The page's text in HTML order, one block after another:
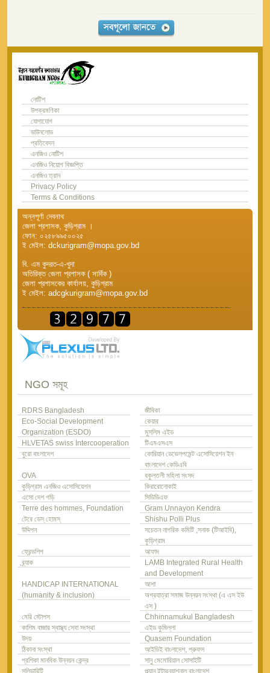
নোটিশ
উপক্রমণিকা
যোগাযোগ
ডাউনলোড
প্রতিবেদন
এনজিও নোটিশ
এনজিও নিয়োগ বিজ্ঞপ্তি
এনজিও ত্রান
Privacy Policy
Terms & Conditions
অন্নপূর্ণা দেবনাথ
জেলা প্রশাসক, কুড়িগ্রাম ।
ফোন: ০২৫৮৯৯৫০০২৫
ই মেইল: dckurigram@mopa.gov.bd
বি. এম কুদরত-এ-খুদা
অতিরিক্ত জেলা প্রশাসক ( সার্বিক )
জেলা প্রশাসকের কার্যালয়, কুড়িগ্রাম
ই মেইল: adcgkurigram@mopa.gov.bd
NGO সমূহ
RDRS Bangladesh
জীবিকা
Eco-Social Development
Organization (ESDO)
কেয়ার
মুসলিম এইড
HLVETAS swiss Intercooperation
টিএমএসএস
বুরো বাংলাদেশ
কোরিয়ান ডেভেলপমেন্ট এসোসিয়েশন ইন
বাংলাদেশ কেডিএবি
OVA
বকুলতলী মহিলা সংসদ
কুড়িগ্রাম এনজিও এসোসিয়েশন
কিরারোনোকাই
এসো দেশ গড়ি
সিডিডিএফ
Terre des hommes, Foundation
টেরে ডেস্ হোমস্
Gram Unnayon Kendra
Shishu Polli Plus
উদ্দিপন
সচেতন নাগরিক কমিটি ,সনাক (টিআইবি),
কুড়িগ্রাম
ফ্রেন্ডশিপ
আফাদ
ব্র্যাক
LAMB Integrated Rural Health
and Development
HANDICAP INTERNATIONAL
(humanity & inclusion)
আশা
অগ্রযাত্রা সমাজ উন্নয়ন সংস্থা (এ এস ইউ
এস )
মেরি স্টোপস
Chhinnamukul Bangladesh
কাশিম বাজার স্বাস্থ্য সেবা সংস্থা
এইড কুমিল্লা
উদয়
Quasem Foundation
ঠিকানা সংস্থা
আইডিই বাংলাদেশ, প্রুফস
প্রশিকা মানবিক উন্নয়ন কেন্দ্র
সানু মেমোরিয়াল সোসাইটি
সলিডারিটি
প্ল্যান ইন্টারন্যাশনাল বাংলাদেশ